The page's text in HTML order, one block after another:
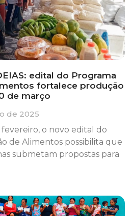
edital do Programa
fortalece produção
de março
de 2025
o novo edital do
de Alimentos possibilita que
submetam propostas para